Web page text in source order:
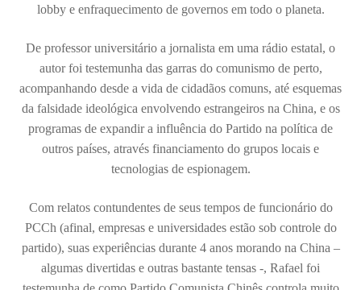
lobby e enfraquecimento de governos em todo o planeta.
De professor universitário a jornalista em uma rádio estatal, o
autor foi testemunha das garras do comunismo de perto,
acompanhando desde a vida de cidadãos comuns, até esquemas
da falsidade ideológica envolvendo estrangeiros na China, e os
programas de expandir a influência do Partido na política de
outros países, através financiamento do grupos locais e
tecnologias de espionagem.
Com relatos contundentes de seus tempos de funcionário do
PCCh (afinal, empresas e universidades estão sob controle do
partido), suas experiências durante 4 anos morando na China –
algumas divertidas e outras bastante tensas -, Rafael foi